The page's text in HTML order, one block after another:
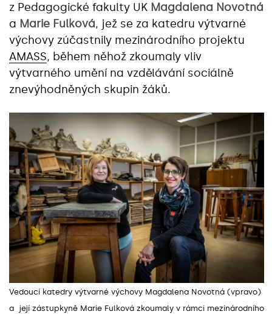
z Pedagogické fakulty UK Magdalena Novotná
a Marie Fulková, jež se za katedru výtvarné
výchovy zúčastnily mezinárodního projektu
AMASS, během něhož zkoumaly vliv
výtvarného umění na vzdělávání sociálně
znevýhodněných skupin žáků.
Vedoucí katedry výtvarné výchovy Magdalena Novotná (vpravo)
a její zástupkyně Marie Fulková zkoumaly v rámci mezinárodního